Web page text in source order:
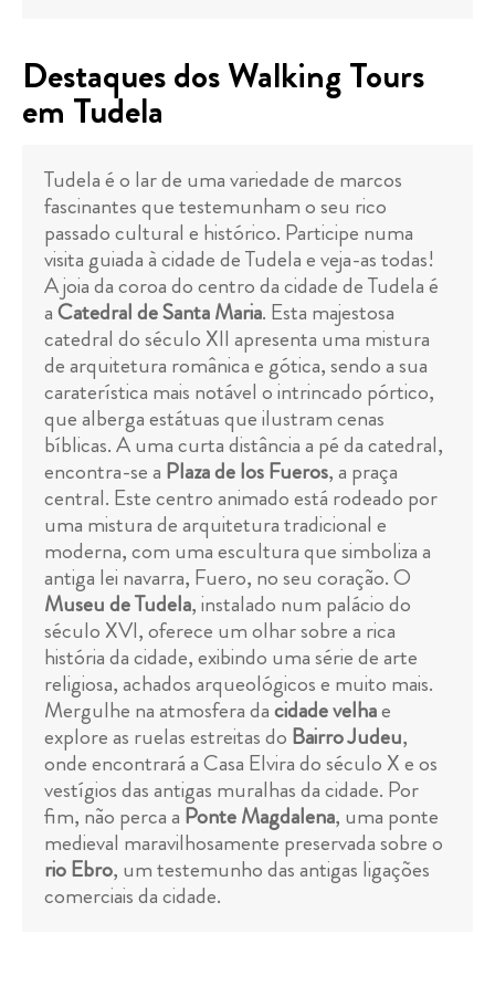
Destaques dos Walking Tours
em Tudela
Tudela é o lar de uma variedade de marcos
fascinantes que testemunham o seu rico
passado cultural e histórico. Participe numa
visita guiada à cidade de Tudela e veja-as todas!
A joia da coroa do centro da cidade de Tudela é
aCatedral de Santa Maria. Esta majestosa
catedral do século XII apresenta uma mistura
de arquitetura românica e gótica, sendo a sua
caraterística mais notável o intrincado pórtico,
que alberga estátuas que ilustram cenas
bíblicas. A uma curta distância a pé da catedral,
encontra-se a Plaza de los Fueros, a praça
central. Este centro animado está rodeado por
uma mistura de arquitetura tradicional e
moderna, com uma escultura que simboliza a
antiga lei navarra, Fuero, no seu coração. O
Museu de Tudela, instalado num palácio do
século XVI, oferece um olhar sobre a rica
história da cidade, exibindo uma série de arte
religiosa, achados arqueológicos e muito mais.
Mergulhe na atmosfera dacidade velhae
explore as ruelas estreitas do Bairro Judeu,
onde encontrará a Casa Elvira do século X e os
vestígios das antigas muralhas da cidade. Por
fim, não perca a Ponte Magdalena, uma ponte
medieval maravilhosamente preservada sobre o
rio Ebro, um testemunho das antigas ligações
comerciais da cidade.